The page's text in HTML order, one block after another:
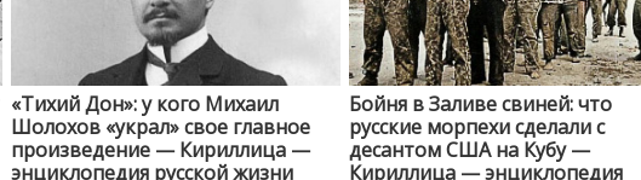
«Тихий Дон»: у кого Михаил
Шолохов «украл» свое главное
произведение — Кириллица —
энциклопедия русской жизни
Бойня в Заливе свиней: что
русские морпехи сделали с
десантом США на Кубу —
Кириллица — энциклопедия